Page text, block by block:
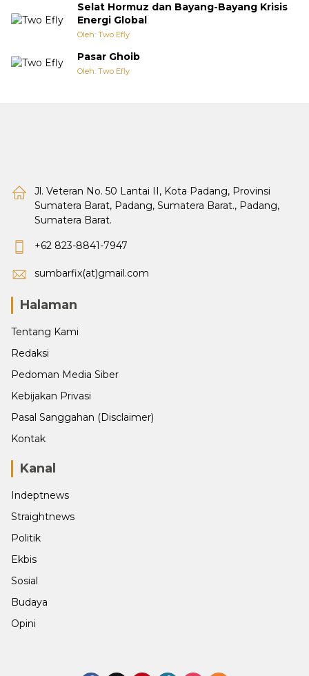
Selat Hormuz dan Bayang-Bayang Krisis
Energi Global
Oleh: Two Efly
Pasar Ghoib
Oleh: Two Efly
Jl. Veteran No. 50 Lantai II, Kota Padang, Provinsi
Sumatera Barat, Padang, Sumatera Barat., Padang,
Sumatera Barat.
+62 823-8841-7947
sumbarfix(at)gmail.com
Halaman
Tentang Kami
Redaksi
Pedoman Media Siber
Kebijakan Privasi
Pasal Sanggahan (Disclaimer)
Kontak
Kanal
Indeptnews
Straightnews
Politik
Ekbis
Sosial
Budaya
Opini